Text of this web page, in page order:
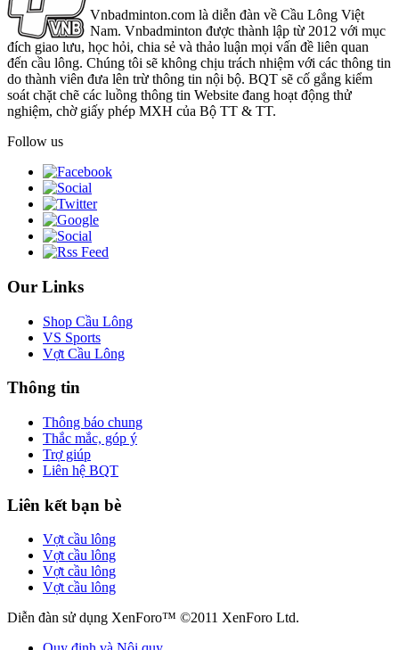
Vnbadminton.com là diễn đàn về Cầu Lông Việt
Nam. Vnbadminton được thành lập từ 2012 với mục
đích giao lưu, học hỏi, chia sẻ và thảo luận mọi vấn đề liên quan
đến cầu lông. Chúng tôi sẽ không chịu trách nhiệm với các thông tin
do thành viên đưa lên trừ thông tin nội bộ. BQT sẽ cố gắng kiểm
soát chặt chẽ các luồng thông tin Website đang hoạt động thử
nghiệm, chờ giấy phép MXH của Bộ TT & TT.
Follow us
Our Links
Shop Cầu Lông
VS Sports
Vợt Cầu Lông
Thông tin
Thông báo chung
Thắc mắc, góp ý
Trợ giúp
Liên hệ BQT
Liên kết bạn bè
Vợt cầu lông
Vợt cầu lông
Vợt cầu lông
Vợt cầu lông
Diễn đàn sử dụng XenForo™ ©2011 XenForo Ltd.